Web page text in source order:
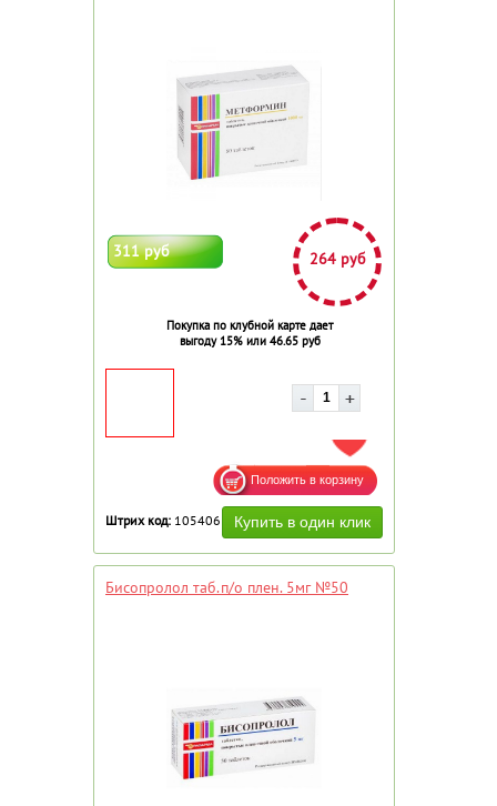
311 руб 264 руб
Покупка по клубной карте дает
выгоду 15% или 46.65 руб
ДОБАВИТЬ В ИЗБРАННОЕ
Штрих код: 105406
Бисопролол таб.п/о плен. 5мг №50